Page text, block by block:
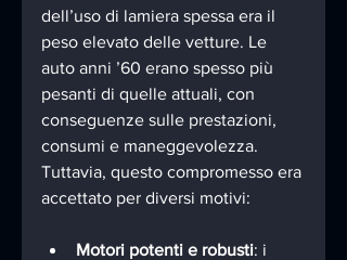
dell’uso di lamiera spessa era il
peso elevato delle vetture. Le
auto anni ’60 erano spesso più
pesanti di quelle attuali, con
conseguenze sulle prestazioni,
consumi e maneggevolezza.
Tuttavia, questo compromesso era
accettato per diversi motivi:
Motori potenti e robusti: i